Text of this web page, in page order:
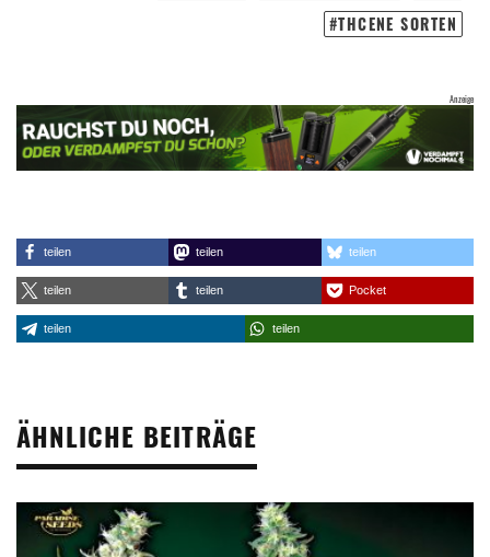
THCENE SORTEN
teilen teilen teilen
teilen teilen Pocket
teilen teilen
ÄHNLICHE BEITRÄGE